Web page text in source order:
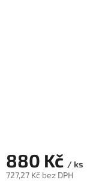
880 Kč / ks
727,27 Kč bez DPH